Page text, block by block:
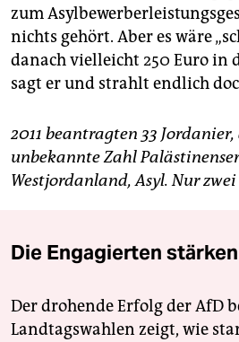
zum
nichts gehört. Aber es wäre
danach vielleicht 250 Euro in
sagt er und strahlt endlich
2011 beantragten 33
unbekannte Zahl
Westjordanland, Asyl. Nur
Die Engagierten stärken
Der drohende Erfolg der AfD
Landtagswahlen zeigt, wie